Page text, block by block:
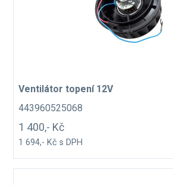
Ventilátor topení 12V
443960525068
1 400,- Kč
1 694,- Kč s DPH